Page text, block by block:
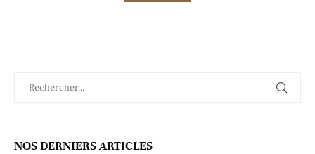
NOS DERNIERS ARTICLES